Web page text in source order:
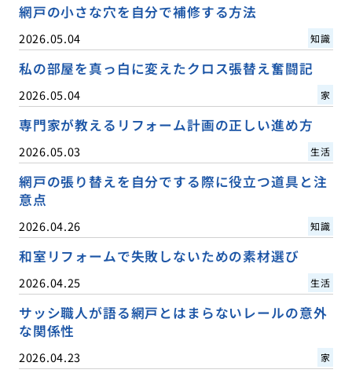
網戸の小さな穴を自分で補修する方法
2026.05.04 知識
私の部屋を真っ白に変えたクロス張替え奮闘記
2026.05.04 家
専門家が教えるリフォーム計画の正しい進め方
2026.05.03 生活
網戸の張り替えを自分でする際に役立つ道具と注
意点
2026.04.26 知識
和室リフォームで失敗しないための素材選び
2026.04.25 生活
サッシ職人が語る網戸とはまらないレールの意外
な関係性
2026.04.23 家